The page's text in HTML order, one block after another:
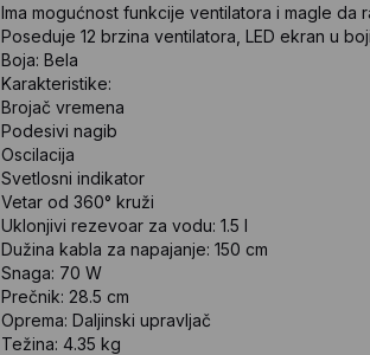
Ima mogućnost funkcije ventilatora i magle da
Poseduje 12 brzina ventilatora, LED ekran u
Boja: Bela
Karakteristike:
Brojač vremena
Podesivi nagib
Oscilacija
Svetlosni indikator
Vetar od 360° kruži
Uklonjivi rezevoar za vodu: 1.5 l
Dužina kabla za napajanje: 150 cm
Snaga: 70 W
Prečnik: 28.5 cm
Oprema: Daljinski upravljač
Težina: 4.35 kg